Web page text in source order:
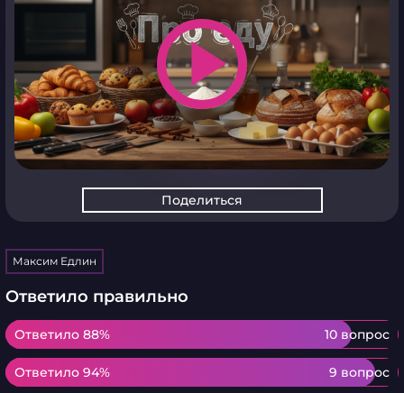
play_arrow
Поделиться
Максим Едлин
Ответило правильно
Ответило 88% 10 вопрос
Ответило 88%
Ответило 94% 9 вопрос
Ответило 94%